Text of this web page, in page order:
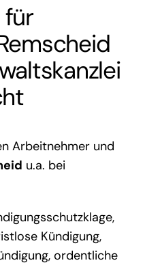
für
Arbeitnehmer und
u.a. bei
Kündigung,
ordentliche